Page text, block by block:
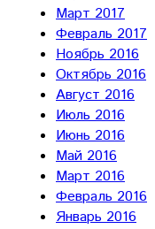
Март 2017
Февраль 2017
Ноябрь 2016
Октябрь 2016
Август 2016
Июль 2016
Июнь 2016
Май 2016
Март 2016
Февраль 2016
Январь 2016